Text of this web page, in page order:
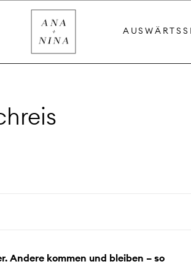
AUSWÄRTS
Andere kommen und bleiben – so